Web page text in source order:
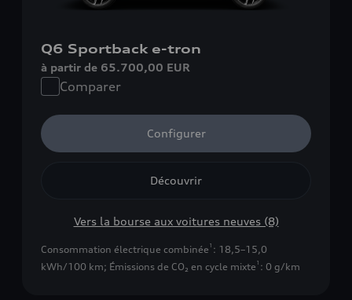
Q6 Sportback e-tron
à partir de 65.700,00 EUR
Comparer
Configurer
Découvrir
Vers la bourse aux voitures neuves (8)
Consommation électrique combinée 1 : 18,5–15,0
kWh/100 km; Émissions de CO₂ en cycle mixte 1 : 0 g/km